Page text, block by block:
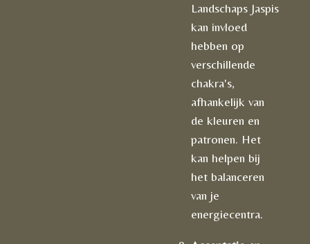
Landschaps Jaspis
kan invloed
hebben op
verschillende
chakra's,
afhankelijk van
de kleuren en
patronen. Het
kan helpen bij
het balanceren
van je
energiecentra.